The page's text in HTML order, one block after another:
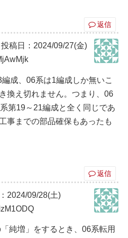
返信
投稿日：2024/09/27(金)
成、06系は1編成しか無いこ
換え切れません。つまり、06
第19～21編成と全く同じであ
事までの部品確保もあったも
返信
2024/09/28(土)
純増」をするとき、06系転用